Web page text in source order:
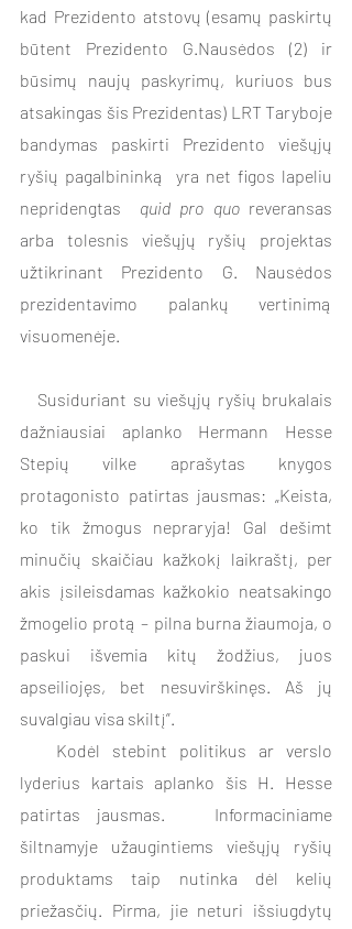
kad Prezidento atstovų (esamų paskirtų
būtent Prezidento G.Nausėdos (2) ir
būsimų naujų paskyrimų, kuriuos bus
atsakingas šis Prezidentas) LRT Taryboje
bandymas paskirti Prezidento viešųjų
ryšių pagalbininką  yra net figos lapeliu
nepridengtas quid pro quo reveransas
arba tolesnis viešųjų ryšių projektas
užtikrinant Prezidento G. Nausėdos
prezidentavimo palankų vertinimą
visuomenėje.
dažniausiai aplanko Hermann Hesse
Stepių vilke aprašytas knygos
protagonisto patirtas jausmas: „Keista,
ko tik žmogus nepraryja! Gal dešimt
minučių skaičiau kažkokį laikraštį, per
akis įsileisdamas kažkokio neatsakingo
žmogelio protą – pilna burna žiaumoja, o
paskui išvemia kitų žodžius, juos
apseiliojęs, bet nesuvirškinęs. Aš jų
suvalgiau visa skiltį”.
lyderius kartais aplanko šis H. Hesse
patirtas jausmas.   Informaciniame
šiltnamyje užaugintiems viešųjų ryšių
produktams taip nutinka dėl kelių
priežasčių. Pirma, jie neturi išsiugdytų